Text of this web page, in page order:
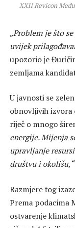
XXII Revicon
„Problem je što
uvijek
upozorio je
zemljama
U javnosti se
obnovljivih izvora
riječ o mnogo
energije. Mijenja
upravljanje
društvu i okolišu,“
Razmjere tog
Prema podacima
ostvarenje